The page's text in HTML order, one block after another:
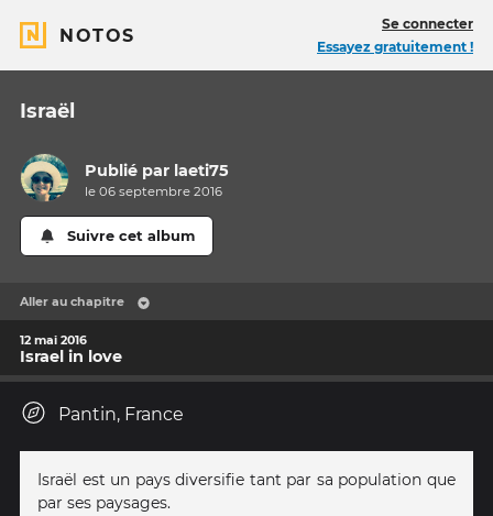
NOTOS
Se connecter
Essayez gratuitement !
Israël
Publié par laeti75
le 06 septembre 2016
Suivre cet album
Aller au chapitre
12 mai 2016
Israel in love
Pantin, France
Israël est un pays diversifie tant par sa population que
par ses paysages.